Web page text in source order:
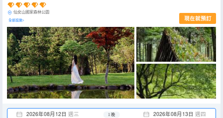
仙女山國家森林公園
全部設施> 現在就預訂
2026年08月12日 週三 2026年08月13日 週四
1 晚